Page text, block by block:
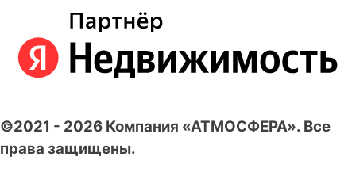
©2021 - 2026 Компания «АТМОСФЕРА». Все
права защищены.